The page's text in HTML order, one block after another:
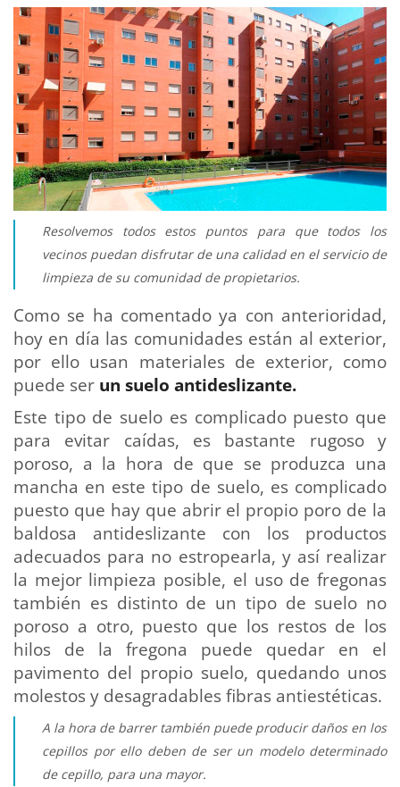
Resolvemos todos estos puntos para que todos los
vecinos puedan disfrutar de una calidad en el servicio de
limpieza de su comunidad de propietarios.
Como se ha comentado ya con anterioridad,
hoy en día las comunidades están al exterior,
por ello usan materiales de exterior, como
puede ser un suelo antideslizante.
Este tipo de suelo es complicado puesto que
para evitar caídas, es bastante rugoso y
poroso, a la hora de que se produzca una
mancha en este tipo de suelo, es complicado
puesto que hay que abrir el propio poro de la
baldosa antideslizante con los productos
adecuados para no estropearla, y así realizar
la mejor limpieza posible, el uso de fregonas
también es distinto de un tipo de suelo no
poroso a otro, puesto que los restos de los
hilos de la fregona puede quedar en el
pavimento del propio suelo, quedando unos
molestos y desagradables fibras antiestéticas.
A la hora de barrer también puede producir daños en los
cepillos por ello deben de ser un modelo determinado
de cepillo, para una mayor.